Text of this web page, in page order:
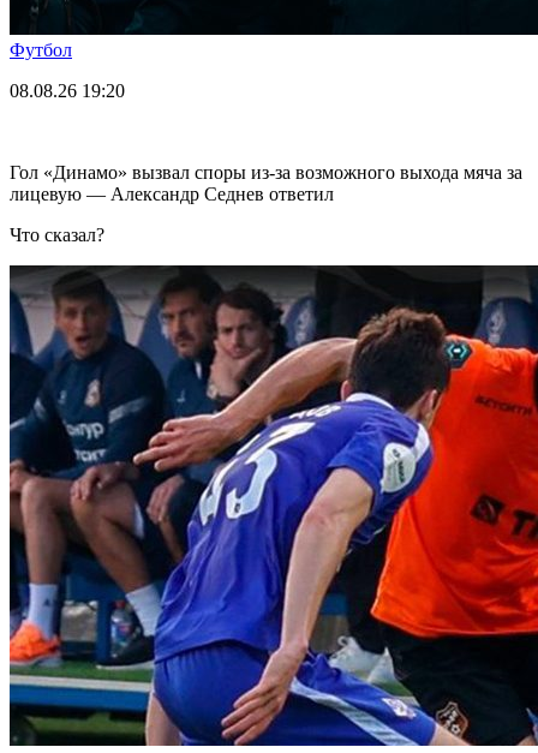
Футбол
08.08.26 19:20
Гол «Динамо» вызвал споры из-за возможного выхода мяча за
лицевую — Александр Седнев ответил
Что сказал?